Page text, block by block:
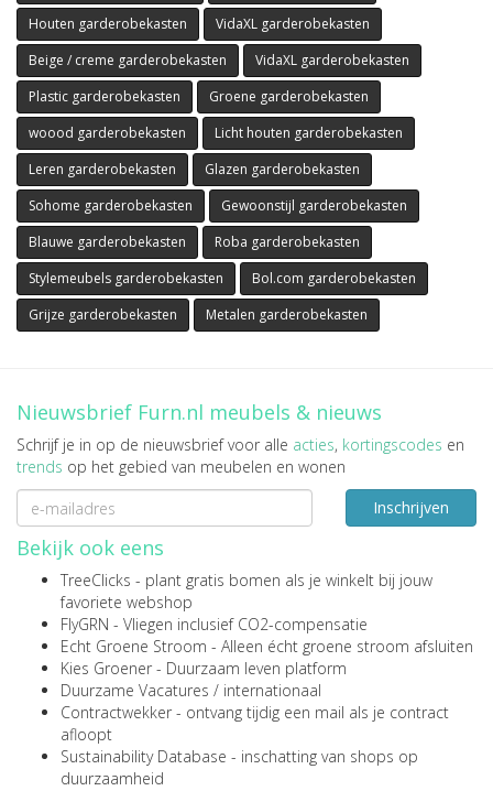
Houten garderobekasten
VidaXL garderobekasten
Beige / creme garderobekasten
VidaXL garderobekasten
Plastic garderobekasten
Groene garderobekasten
woood garderobekasten
Licht houten garderobekasten
Leren garderobekasten
Glazen garderobekasten
Sohome garderobekasten
Gewoonstijl garderobekasten
Blauwe garderobekasten
Roba garderobekasten
Stylemeubels garderobekasten
Bol.com garderobekasten
Grijze garderobekasten
Metalen garderobekasten
Nieuwsbrief Furn.nl meubels & nieuws
Schrijf je in op de nieuwsbrief voor alle acties, kortingscodes en
trends op het gebied van meubelen en wonen
Inschrijven
Bekijk ook eens
TreeClicks - plant gratis bomen als je winkelt bij jouw
favoriete webshop
FlyGRN - Vliegen inclusief CO2-compensatie
Echt Groene Stroom - Alleen écht groene stroom afsluiten
Kies Groener - Duurzaam leven platform
Duurzame Vacatures / internationaal
Contractwekker - ontvang tijdig een mail als je contract
afloopt
Sustainability Database - inschatting van shops op
duurzaamheid